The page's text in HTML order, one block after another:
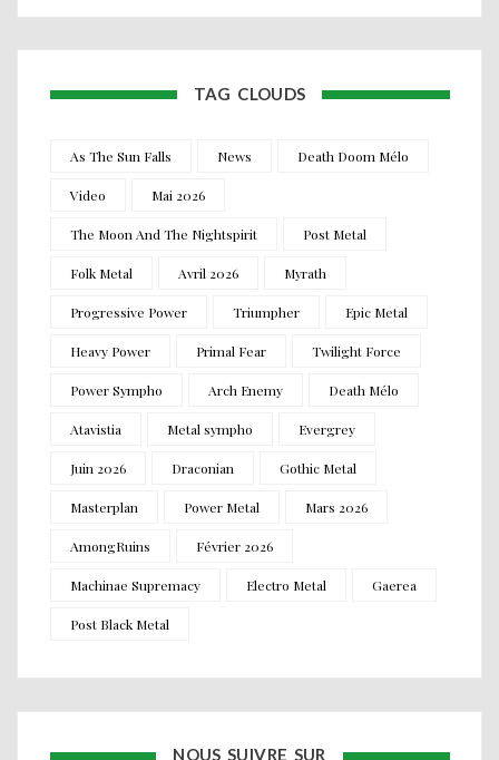
TAG CLOUDS
As The Sun Falls News Death Doom Mélo
Video Mai 2026
The Moon And The Nightspirit Post Metal
Folk Metal Avril 2026 Myrath
Progressive Power Triumpher Epic Metal
Heavy Power Primal Fear Twilight Force
Power Sympho Arch Enemy Death Mélo
Atavistia Metal sympho Evergrey
Juin 2026 Draconian Gothic Metal
Masterplan Power Metal Mars 2026
AmongRuins Février 2026
Machinae Supremacy Electro Metal Gaerea
Post Black Metal
NOUS SUIVRE SUR